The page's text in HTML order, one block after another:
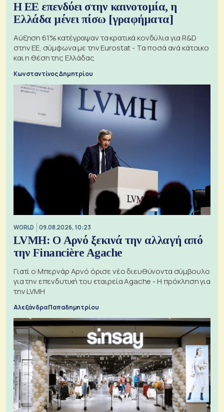
Η ΕΕ επενδύει στην καινοτομία, η
Ελλάδα μένει πίσω [γραφήματα]
Αύξηση 61% κατέγραψαν τα κρατικά κονδύλια για R&D
στην ΕΕ, σύμφωνα με την Eurostat - Τα ποσά ανά κάτοικο
και η θέση της Ελλάδας
Κωνσταντίνος Δημητρίου
WORLD 09.08.2026, 10:23
LVMH: Ο Αρνό ξεκινά την αλλαγή από
την Financière Agache
Γιατί ο Μπερνάρ Αρνό όρισε νέο διευθύνοντα σύμβουλο
για την επενδυτική του εταιρεία Agache - Η πρόκληση για
την LVMH
Αλεξάνδρα Παπαδημητρίου